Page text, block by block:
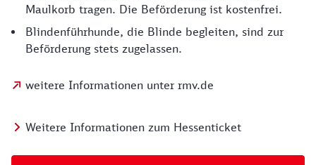
Maulkorb tragen. Die Beförderung ist kostenfrei.
Blindenführhunde, die Blinde begleiten, sind zur
Beförderung stets zugelassen.
weitere Informationen unter rmv.de
Weitere Informationen zum Hessenticket